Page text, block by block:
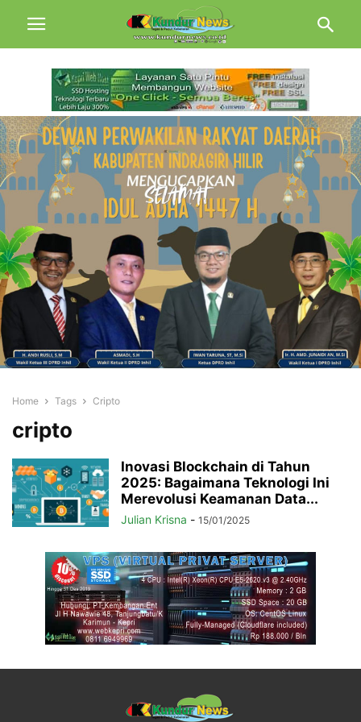
Home Tags Cripto
cripto
Inovasi Blockchain di Tahun
2025: Bagaimana Teknologi Ini
Merevolusi Keamanan Data...
Julian Krisna - 15/01/2025